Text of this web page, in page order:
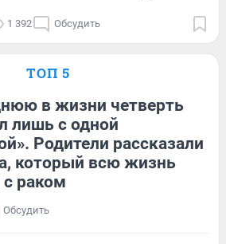
1 392 Обсудить
ТОП 5
в жизни четверть
лишь с одной
Родители рассказали
который всю жизнь
раком
Обсудить